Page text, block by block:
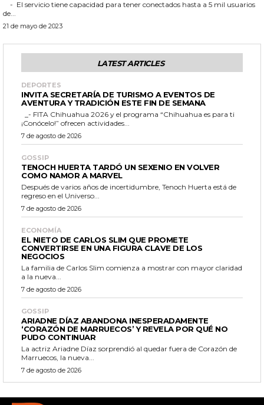
de...
21 de mayo de 2023
LATEST ARTICLES
DEPORTES
INVITA SECRETARÍA DE TURISMO A EVENTOS DE
AVENTURA Y TRADICIÓN ESTE FIN DE SEMANA
¡Conócelo!” ofrecen actividades...
7 de agosto de 2026
GOSSIP
TENOCH HUERTA TARDÓ UN SEXENIO EN VOLVER
COMO NAMOR A MARVEL
Después de varios años de incertidumbre, Tenoch Huerta está de
regreso en el Universo...
7 de agosto de 2026
ECONOMÍA
EL NIETO DE CARLOS SLIM QUE PROMETE
CONVERTIRSE EN UNA FIGURA CLAVE DE LOS
NEGOCIOS
La familia de Carlos Slim comienza a mostrar con mayor claridad
a la nueva...
7 de agosto de 2026
GOSSIP
ARIADNE DÍAZ ABANDONA INESPERADAMENTE
‘CORAZÓN DE MARRUECOS’ Y REVELA POR QUÉ NO
PUDO CONTINUAR
La actriz Ariadne Díaz sorprendió al quedar fuera de Corazón de
Marruecos, la nueva...
7 de agosto de 2026